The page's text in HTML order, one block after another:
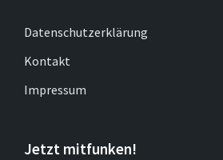
Datenschutzerklärung
Kontakt
Impressum
Jetzt mitfunken!